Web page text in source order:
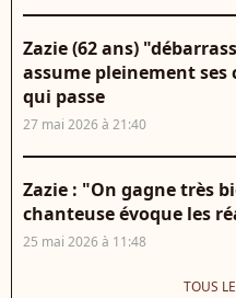
Zazie (62 ans)
assume pleinement ses
qui passe
27 mai 2026 à 21:40
Zazie : "On gagne très
chanteuse évoque les
25 mai 2026 à 11:48
TOUS